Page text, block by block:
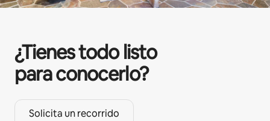
¿Tienes todo listo
para conocerlo?
Solicita un recorrido